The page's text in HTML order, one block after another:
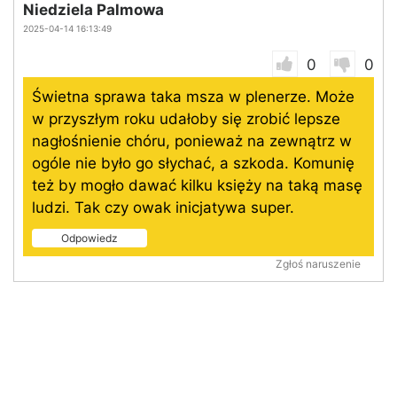
Niedziela Palmowa
2025-04-14 16:13:49
0
0
Świetna sprawa taka msza w plenerze. Może
w przyszłym roku udałoby się zrobić lepsze
nagłośnienie chóru, ponieważ na zewnątrz w
ogóle nie było go słychać, a szkoda. Komunię
też by mogło dawać kilku księży na taką masę
ludzi. Tak czy owak inicjatywa super.
Odpowiedz
Zgłoś naruszenie